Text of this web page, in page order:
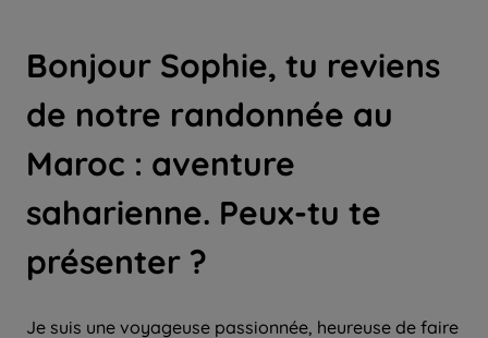
Bonjour Sophie, tu reviens
de notre randonnée au
Maroc : aventure
saharienne. Peux-tu te
présenter ?
Je suis une voyageuse passionnée, heureuse de faire